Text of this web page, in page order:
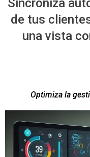
Sincroniza
de tus
una vista
Optimiza la